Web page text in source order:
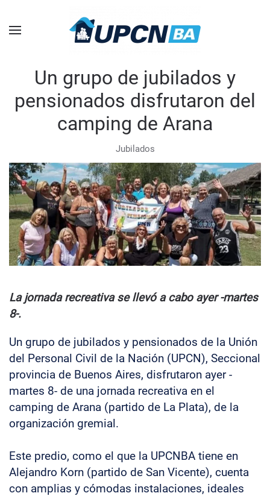
Skip to main content
Un grupo de jubilados y
pensionados disfrutaron del
camping de Arana
Jubilados
La jornada recreativa se llevó a cabo ayer -martes
8-.
Un grupo de jubilados y pensionados de la Unión
del Personal Civil de la Nación (UPCN), Seccional
provincia de Buenos Aires, disfrutaron ayer -
martes 8- de una jornada recreativa en el
camping de Arana (partido de La Plata), de la
organización gremial.
Este predio, como el que la UPCNBA tiene en
Alejandro Korn (partido de San Vicente), cuenta
con amplias y cómodas instalaciones, ideales